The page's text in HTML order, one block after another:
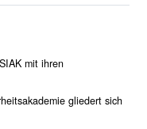
mit ihren
gliedert sich